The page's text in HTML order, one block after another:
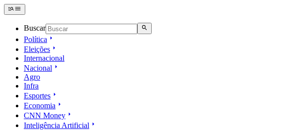
Buscar
Política
Eleições
Internacional
Nacional
Agro
Infra
Esportes
Economia
CNN Money
Inteligência Artificial